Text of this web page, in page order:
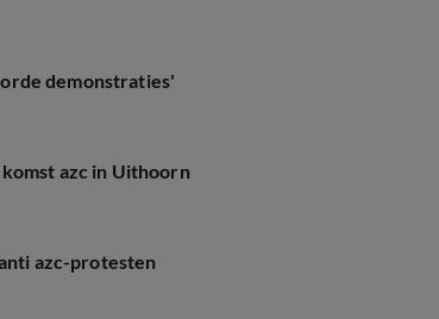
demonstraties'
azc in Uithoorn
azc-protesten